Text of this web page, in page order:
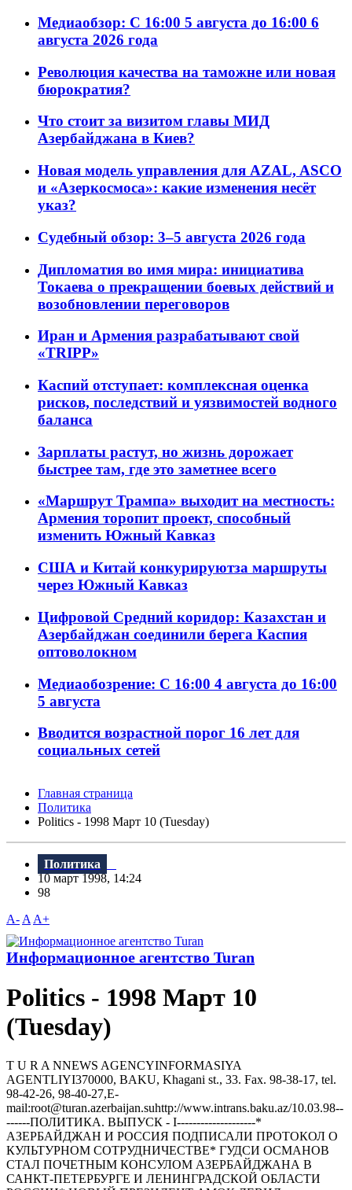
Медиаобзор: С 16:00 5 августа до 16:00 6
августа 2026 года
Революция качества на таможне или новая
бюрократия?
Что стоит за визитом главы МИД
Азербайджана в Киев?
Новая модель управления для AZAL, ASCO
и «Азеркосмоса»: какие изменения несёт
указ?
Судебный обзор: 3–5 августа 2026 года
Дипломатия во имя мира: инициатива
Токаева о прекращении боевых действий и
возобновлении переговоров
Иран и Армения разрабатывают свой
«TRIPP»
Каспий отступает: комплексная оценка
рисков, последствий и уязвимостей водного
баланса
Зарплаты растут, но жизнь дорожает
быстрее там, где это заметнее всего
«Маршрут Трампа» выходит на местность:
Армения торопит проект, способный
изменить Южный Кавказ
США и Китай конкурируютза маршруты
через Южный Кавказ
Цифровой Средний коридор: Казахстан и
Азербайджан соединили берега Каспия
оптоволокном
Медиаобозрение: С 16:00 4 августа до 16:00
5 августа
Вводится возрастной порог 16 лет для
социальных сетей
Главная страница
Политика
Politics - 1998 Март 10 (Tuesday)
Политика
10 март 1998, 14:24
98
A- A A+
Информационное агентство Turan
Politics - 1998 Март 10
(Tuesday)
T U R A NNEWS AGENCYINFORMASIYA
AGENTLIYI370000, BAKU, Khagani st., 33. Fax. 98-38-17, tel.
98-42-26, 98-40-27,E-
mail:root@turan.azerbaijan.suhttр://www.intrans.baku.az/10.03.98--
------ПОЛИТИКА. ВЫПУСК - I--------------------*
АЗЕРБАЙДЖАH И РОССИЯ ПОДПИСАЛИ ПРОТОКОЛ О
КУЛЬТУРНОМ СОТРУДНИЧЕСТВЕ* ГУДСИ ОСМАHОВ
СТАЛ ПОЧЕТHЫМ КОHСУЛОМ АЗЕРБАЙДЖАHА В
САHКТ-ПЕТЕРБУРГЕ И ЛЕHИHГРАДСКОЙ ОБЛАСТИ